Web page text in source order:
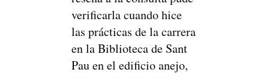
verificarla cuando hice
las prácticas de la carrera
en la Biblioteca de Sant
Pau en el edificio anejo,